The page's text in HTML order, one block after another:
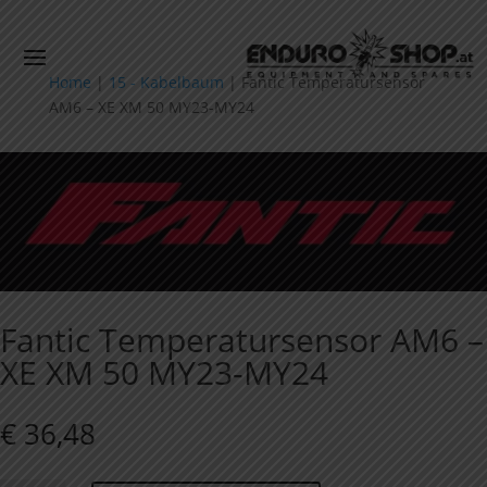
Home | 15 - Kabelbaum
Fantic Temperatursensor
AM6 – XE XM 50 MY23-MY24
Fantic Temperatursensor AM6 –
XE XM 50 MY23-MY24
€ 36,48